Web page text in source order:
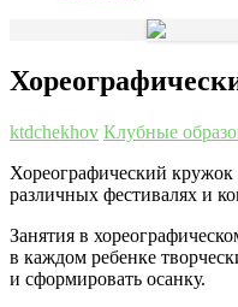
ktdchekhov Клубные
Хореографический кружок
различных фестивалях и
Занятия в
в каждом ребенке
и сформировать осанку.